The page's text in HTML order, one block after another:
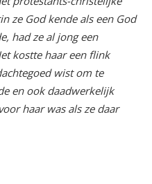
ze God kende als een God
had ze al jong een
kostte haar een flink
wist om te
en ook daadwerkelijk
haar was als ze daar